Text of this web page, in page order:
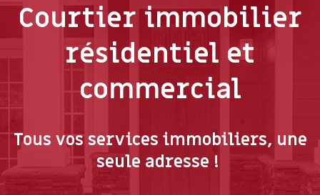
Courtier immobilier
résidentiel et
commercial
Tous vos services immobiliers, une
seule adresse !